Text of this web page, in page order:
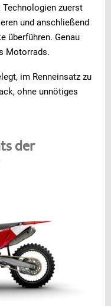
zuerst
und anschließend
überführen. Genau
Motorrads.
im Renneinsatz zu
ohne unnötiges
der